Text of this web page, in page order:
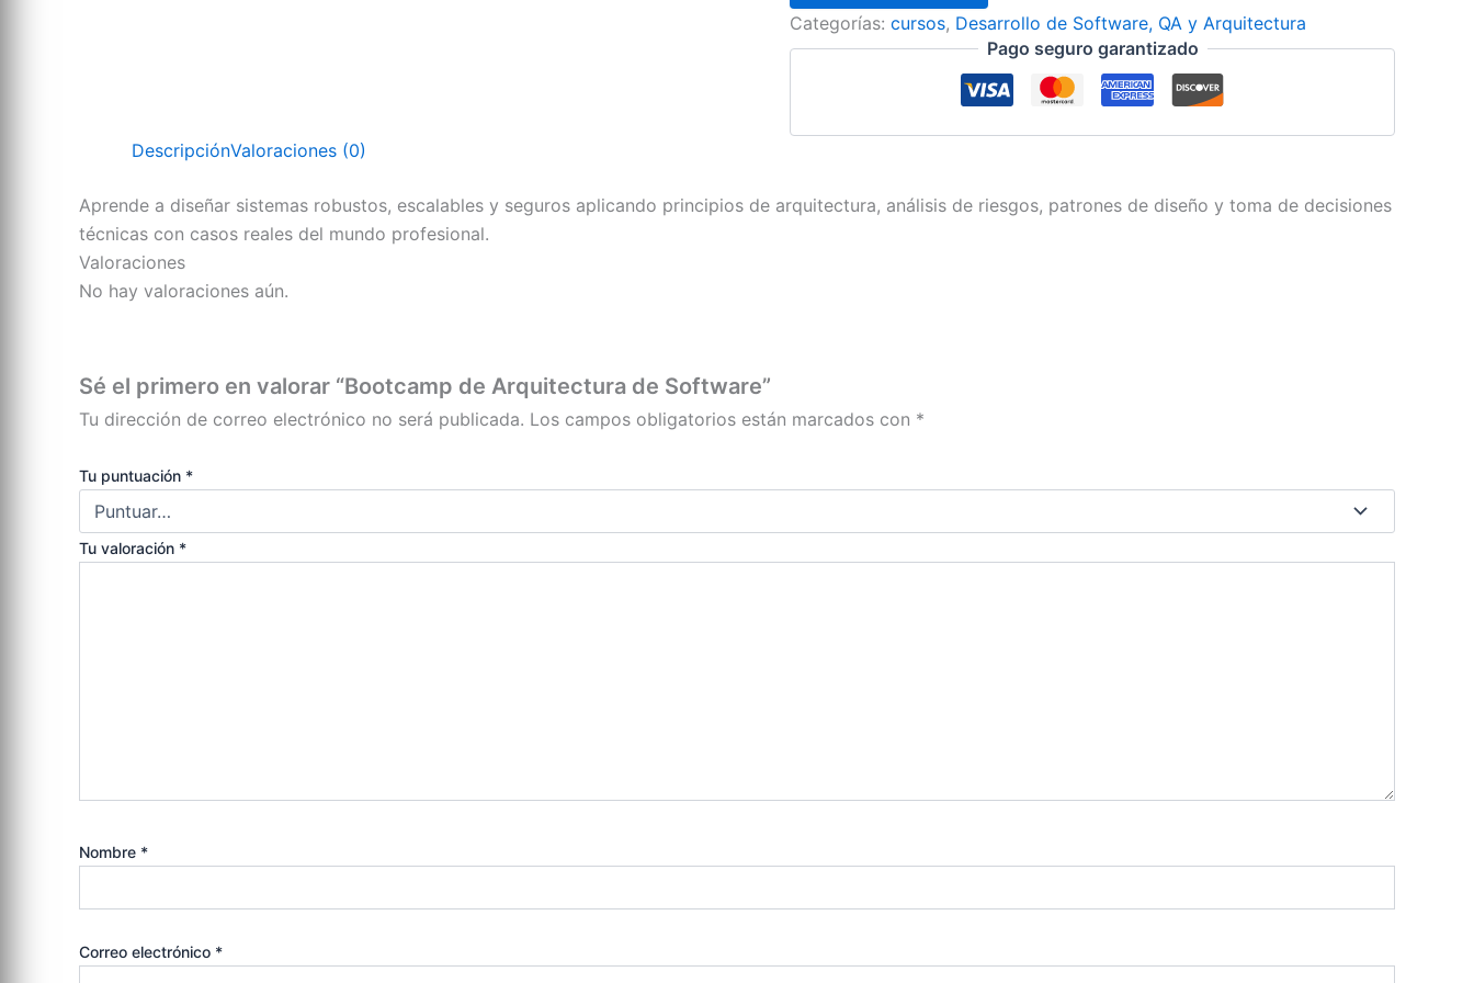
Categorías: cursos, Desarrollo de Software, QA y Arquitectura
Pago seguro garantizado
DescripciónValoraciones (0)
Aprende a diseñar sistemas robustos, escalables y seguros aplicando principios de arquitectura, análisis de riesgos, patrones de diseño y toma de decisiones
técnicas con casos reales del mundo profesional.
Valoraciones
No hay valoraciones aún.
Sé el primero en valorar “Bootcamp de Arquitectura de Software”
Tu dirección de correo electrónico no será publicada. Los campos obligatorios están marcados con *
Tu puntuación *
Tu valoración *
Nombre *
Correo electrónico *